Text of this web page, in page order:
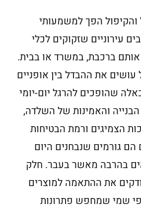
הפך למשמעותי
עירוניים שזקוקים לכלי
ברכבת, במשרד או בבית.
את ההבדל בין אופניים
שהופכים להרגל יום-יומי
והאמינות של השלדה,
הצמיגים ורמת הבטיחות
גורמים שנבחנים היום
בהרבה מאשר בעבר. חלק
את ההתאמה למוצרים
שמי שמחפש פתרונות